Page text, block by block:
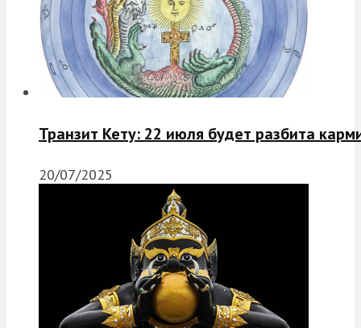
Транзит Кету: 22 июля будет разбита
20/07/2025